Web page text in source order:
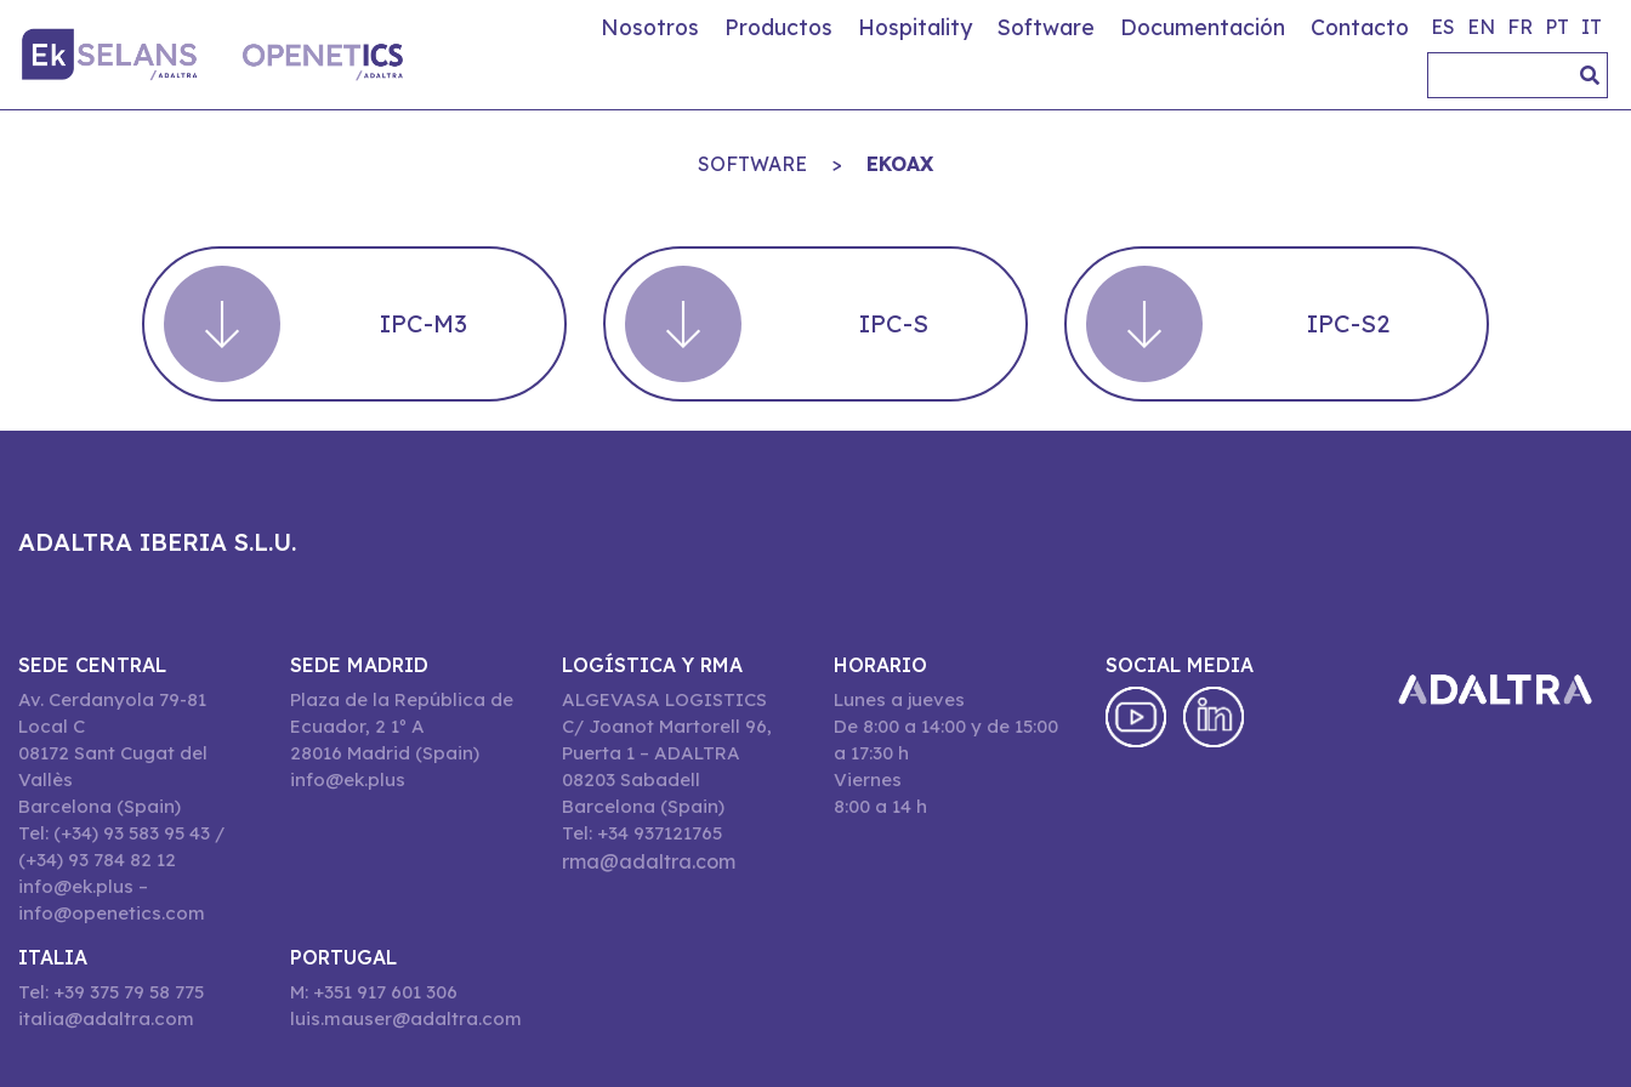
Nosotros Productos Hospitality Software Documentación Contacto ES EN FR PT IT
SOFTWARE > EKOAX
IPC-M3 IPC-S IPC-S2
ADALTRA IBERIA S.L.U.
SEDE CENTRAL
Av. Cerdanyola 79-81
Local C
08172 Sant Cugat del
Vallès
Barcelona (Spain)
Tel: (+34) 93 583 95 43 /
(+34) 93 784 82 12
info@ek.plus –
info@openetics.com
SEDE MADRID
Plaza de la República de
Ecuador, 2 1º A
28016 Madrid (Spain)
info@ek.plus
LOGÍSTICA Y RMA
ALGEVASA LOGISTICS
C/ Joanot Martorell 96,
Puerta 1 – ADALTRA
08203 Sabadell
Barcelona (Spain)
Tel: +34 937121765
rma@adaltra.com
HORARIO
Lunes a jueves
De 8:00 a 14:00 y de 15:00
a 17:30 h
Viernes
8:00 a 14 h
SOCIAL MEDIA
ITALIA
Tel: +39 375 79 58 775
italia@adaltra.com
PORTUGAL
M: +351 917 601 306
luis.mauser@adaltra.com